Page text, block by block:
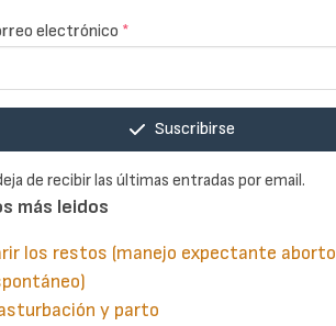
electrónico *
Suscribirse
de recibir las últimas entradas por email.
más leidos
los restos (manejo expectante aborto
y parto